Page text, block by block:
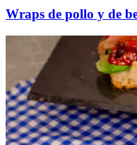
Wraps de pollo y de